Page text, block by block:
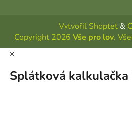
Vytvořil Shoptet &
Copyright 2026 Vše pro lov.
×
Splátková kalkulačka